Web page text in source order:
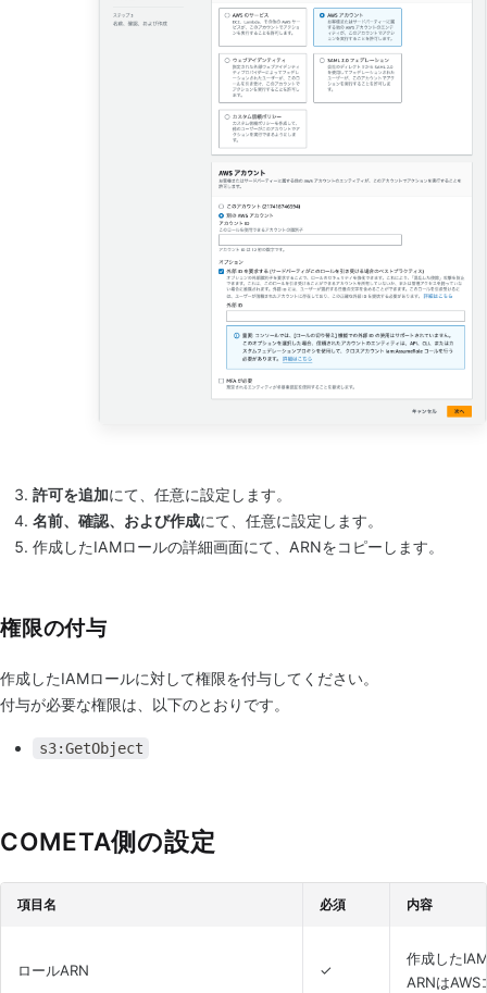
許可を追加にて、任意に設定します。
名前、確認、および作成にて、任意に設定します。
作成したIAMロールの詳細画面にて、ARNをコピーします。
権限の付与
作成したIAMロールに対して権限を付与してください。
付与が必要な権限は、以下のとおりです。
s3:GetObject
COMETA側の設定
項目名 必須 内容
ロールARN ✓
作成した
ARNはAWS